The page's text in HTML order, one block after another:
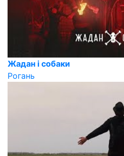
Жадан і собаки
Рогань